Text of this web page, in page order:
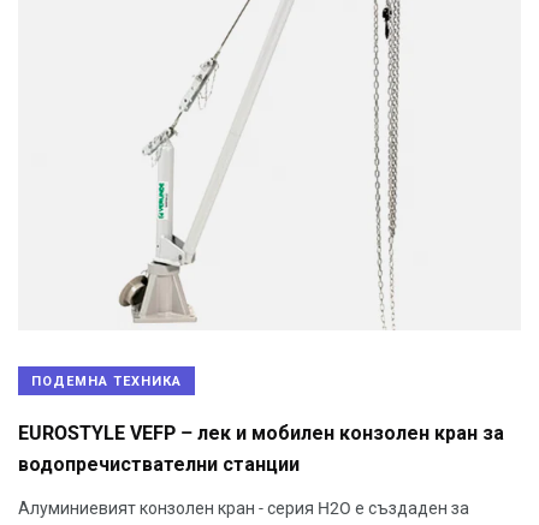
ПОДЕМНА ТЕХНИКА
EUROSTYLE VEFP – лек и мобилен конзолен кран за
водопречиствателни станции
Алуминиевият конзолен кран - серия H2O е създаден за